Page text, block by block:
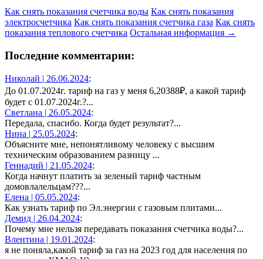
Как снять показания счетчика воды Как снять показания
электросчетчика Как снять показания счетчика газа Как снять
показания теплового счетчика Остальная информация →
Последние комментарии:
Николай | 26.06.2024:
До 01.07.2024г. тариф на газ у меня 6,20388₽, а какой тариф
будет с 01.07.2024г.?...
Светлана | 26.05.2024:
Передала, спасибо. Когда будет результат?...
Нина | 25.05.2024:
Объясните мне, непонятливому человеку с высшим
техническим образованием разницу ...
Геннадий | 21.05.2024:
Когда начнут платить за зеленый тариф частным
домовлалельцам???...
Елена | 05.05.2024:
Как узнать тариф по Эл.энергии с газовым плитами...
Демид | 26.04.2024:
Почему мне нельзя передавать показания счетчика воды?...
Влентина | 19.01.2024:
я не поняла,какой тариф за газ на 2023 год для населения по